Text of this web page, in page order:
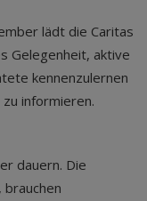
lädt die Caritas
Gelegenheit, aktive
kennenzulernen
informieren.
dauern. Die
brauchen